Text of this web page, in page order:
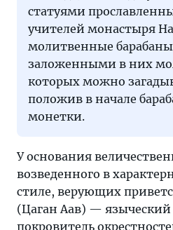
статуями
учителей монастыря
молитвенные
заложенными в них
которых можно
положив в начале
монетки.
У основания
возведенного в
стиле, верующих
(Цаган Аав) — языческий
покровитель